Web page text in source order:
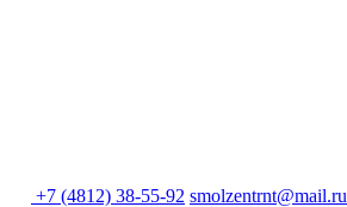
+7 (4812) 38-55-92 smolzentrnt@mail.ru